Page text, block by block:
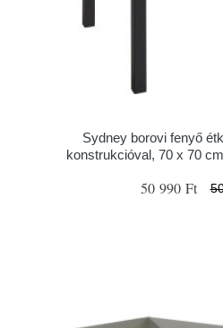
Sydney borovi fenyő
konstrukcióval, 70 x 70
50 990 Ft